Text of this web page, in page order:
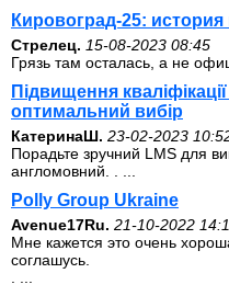
Кировоград-25: история
Стрелец. 15-08-2023 08:45
Грязь там осталась, а не
Підвищення
оптимальний вибір
КатеринаШ. 23-02-2023
Порадьте зручний LMS для
англомовний. . ...
Polly Group Ukraine
Avenue17Ru. 21-10-2022
Мне кажется это очень
соглашусь.